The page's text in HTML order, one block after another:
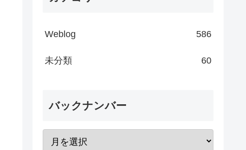
Weblog 586
未分類 60
バックナンバー